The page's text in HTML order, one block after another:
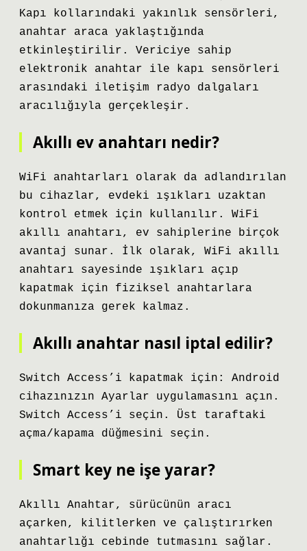
Kapı kollarındaki yakınlık sensörleri,
anahtar araca yaklaştığında
etkinleştirilir. Vericiye sahip
elektronik anahtar ile kapı sensörleri
arasındaki iletişim radyo dalgaları
aracılığıyla gerçekleşir.
Akıllı ev anahtarı nedir?
WiFi anahtarları olarak da adlandırılan
bu cihazlar, evdeki ışıkları uzaktan
kontrol etmek için kullanılır. WiFi
akıllı anahtarı, ev sahiplerine birçok
avantaj sunar. İlk olarak, WiFi akıllı
anahtarı sayesinde ışıkları açıp
kapatmak için fiziksel anahtarlara
dokunmanıza gerek kalmaz.
Akıllı anahtar nasıl iptal edilir?
Switch Access’i kapatmak için: Android
cihazınızın Ayarlar uygulamasını açın.
Switch Access’i seçin. Üst taraftaki
açma/kapama düğmesini seçin.
Smart key ne işe yarar?
Akıllı Anahtar, sürücünün aracı
açarken, kilitlerken ve çalıştırırken
anahtarlığı cebinde tutmasını sağlar.